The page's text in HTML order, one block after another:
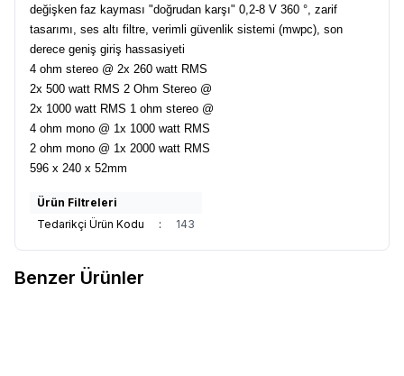
değişken faz kayması "doğrudan karşı" 0,2-8 V 360 °, zarif
tasarımı, ses altı filtre, verimli güvenlik sistemi (mwpc), son
derece geniş giriş hassasiyeti
4 ohm stereo @ 2x 260 watt RMS
2x 500 watt RMS 2 Ohm Stereo @
2x 1000 watt RMS 1 ohm stereo @
4 ohm mono @ 1x 1000 watt RMS
2 ohm mono @ 1x 2000 watt RMS
596 x 240 x 52mm
Ürün Filtreleri
Tedarikçi Ürün Kodu
: 143
Benzer Ürünler